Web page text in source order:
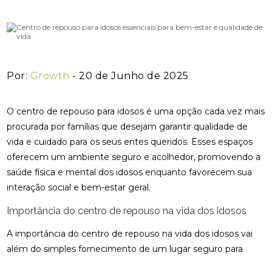
Por: Growth - 20 de Junho de 2025
O centro de repouso para idosos é uma opção cada vez mais
procurada por famílias que desejam garantir qualidade de
vida e cuidado para os seus entes queridos. Esses espaços
oferecem um ambiente seguro e acolhedor, promovendo a
saúde física e mental dos idosos enquanto favorecem sua
interação social e bem-estar geral.
Importância do centro de repouso na vida dos idosos
A importância do centro de repouso na vida dos idosos vai
além do simples fornecimento de um lugar seguro para